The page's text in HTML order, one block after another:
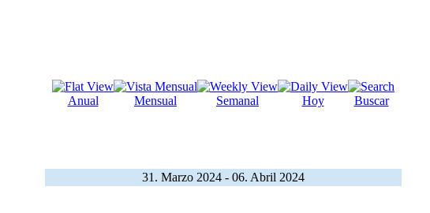
Anual Mensual Semanal Hoy Buscar
31. Marzo 2024 - 06. Abril 2024